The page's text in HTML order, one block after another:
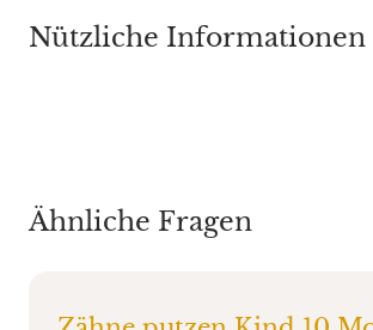
Nützliche Informationen
Ähnliche Fragen